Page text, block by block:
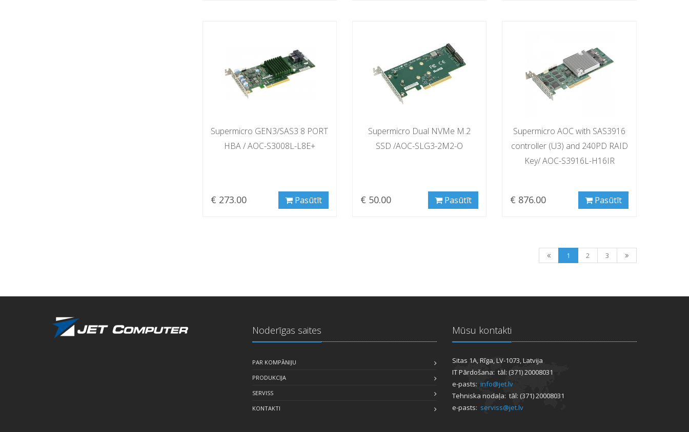
Supermicro GEN3/SAS3 8 PORT
HBA / AOC-S3008L-L8E+
€ 273.00 Pasūtīt
Supermicro Dual NVMe M.2
SSD /AOC-SLG3-2M2-O
€ 50.00 Pasūtīt
Supermicro AOC with SAS3916
controller (U3) and 240PD RAID
Key/ AOC-S3916L-H16IR
€ 876.00 Pasūtīt
1 2 3
Noderīgas saites
PAR KOMPĀNIJU
PRODUKCIJA
SERVISS
KONTAKTI
Mūsu kontakti
Sitas 1A, Rīga, LV-1073, Latvija
IT Pārdošana: tāl: (371) 20008031
e-pasts: info@jet.lv
Tehniska nodaļa: tāl: (371) 20008031
e-pasts: serviss@jet.lv